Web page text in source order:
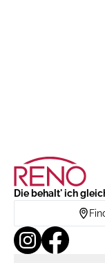
Die behalt' ich